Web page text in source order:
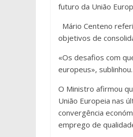
futuro da União
Mário Centeno
objetivos de
«Os desafios com
europeus», sublinhou.
O Ministro afirmou
União Europeia nas
convergência
emprego de